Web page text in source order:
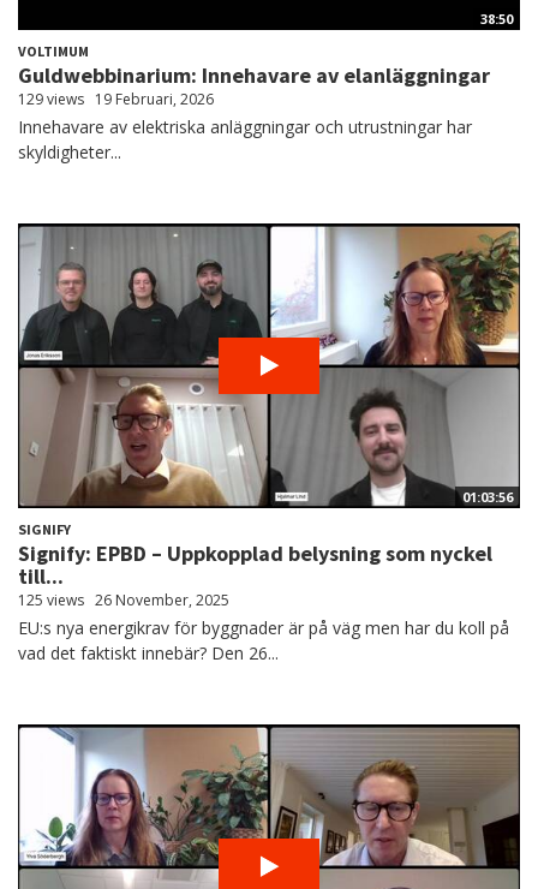
38:50
VOLTIMUM
Guldwebbinarium: Innehavare av elanläggningar
129 views 19 Februari, 2026
Innehavare av elektriska anläggningar och utrustningar har
skyldigheter...
01:03:56
SIGNIFY
Signify: EPBD – Uppkopplad belysning som nyckel
till...
125 views 26 November, 2025
EU:s nya energikrav för byggnader är på väg men har du koll på
vad det faktiskt innebär? Den 26...